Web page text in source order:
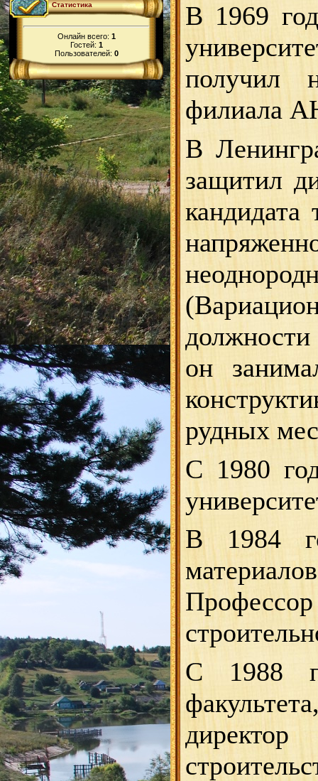
Статистика
Онлайн всего: 1
Гостей: 1
Пользователей: 0
В 1969
получил
филиала
В
защитил
кандидата
должности
он
рудных
С 1980
В 1984
С 1988